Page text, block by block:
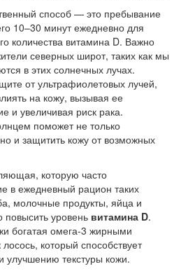
способ — это пребывание
10–30 минут ежедневно для
количества витамина D. Важно
северных широт, таких как мы
в этих солнечных лучах.
от ультрафиолетовых лучей,
на кожу, вызывая ее
и увеличивая риск рака.
поможет не только
и защитить кожу от возможных
которую часто
в ежедневный рацион таких
молочные продукты, яйца и
уровень витамина D.
богатая омега-3 жирными
который способствует
текстуры кожи.